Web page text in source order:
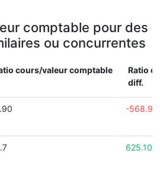
comptable pour des
ou concurrentes
cours/valeur comptable
Ratio
diff.
-
625.10%